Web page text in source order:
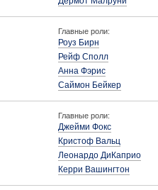
Главные роли:
Роуз Бирн
Рейф Сполл
Анна Фэрис
Саймон Бейкер
Главные роли:
Джейми Фокс
Кристоф Вальц
Леонардо ДиКаприо
Керри Вашингтон